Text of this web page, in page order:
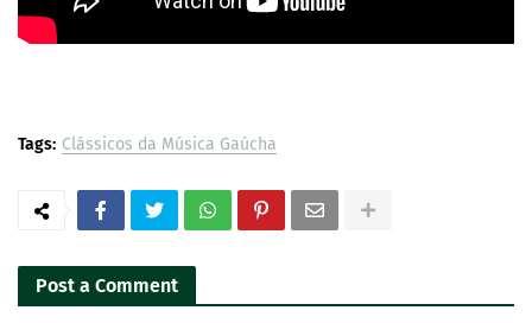
Tags: Clássicos da Música Gaúcha
Post a Comment